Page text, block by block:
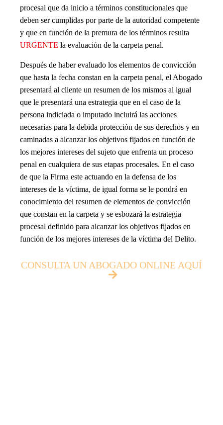
procesal que da inicio a términos constitucionales que
deben ser cumplidas por parte de la autoridad competente
y que en función de la premura de los términos resulta
URGENTE la evaluación de la carpeta penal.
Después de haber evaluado los elementos de convicción
que hasta la fecha constan en la carpeta penal, el Abogado
presentará al cliente un resumen de los mismos al igual
que le presentará una estrategia que en el caso de la
persona indiciada o imputado incluirá las acciones
necesarias para la debida protección de sus derechos y en
caminadas a alcanzar los objetivos fijados en función de
los mejores intereses del sujeto que enfrenta un proceso
penal en cualquiera de sus etapas procesales. En el caso
de que la Firma este actuando en la defensa de los
intereses de la víctima, de igual forma se le pondrá en
conocimiento del resumen de elementos de convicción
que constan en la carpeta y se esbozará la estrategia
procesal definido para alcanzar los objetivos fijados en
función de los mejores intereses de la víctima del Delito.
CONSULTA UN ABOGADO ONLINE AQUÍ